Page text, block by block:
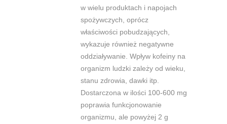
w wielu produktach i napojach
spożywczych, oprócz
właściwości pobudzających,
wykazuje również negatywne
oddziaływanie. Wpływ kofeiny na
organizm ludzki zależy od wieku,
stanu zdrowia, dawki itp.
Dostarczona w ilości 100-600 mg
poprawia funkcjonowanie
organizmu, ale powyżej 2 g